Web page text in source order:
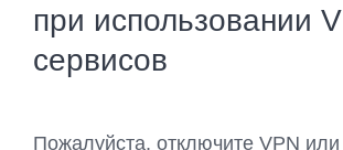
при использовании
сервисов
Пожалуйста, отключите VPN или